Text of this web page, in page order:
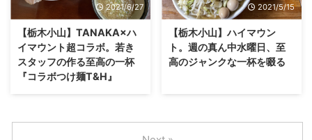
2021/6/27
【栃木小山】TANAKA×ハ
イマウント超コラボ。若き
スタッフの作る至高の一杯
『コラボつけ麺T&H』
2021/5/15
【栃木小山】ハイマウン
ト。週の真ん中水曜日、至
高のジャンクな一杯を啜る